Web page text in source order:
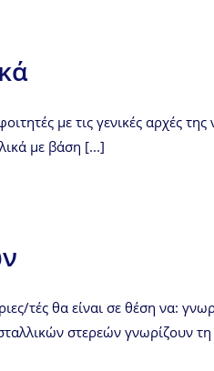
με τις γενικές αρχές
με βάση [...]
τές θα είναι σε θέση να:
στερεών γνωρίζουν